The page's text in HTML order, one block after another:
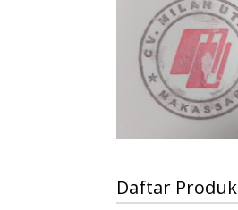
Daftar Produk